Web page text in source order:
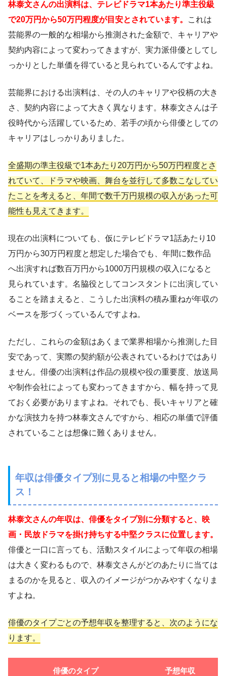
林泰文さんの出演料は、テレビドラマ1本あたり準主役級
で20万円から50万円程度が目安とされています。
これは
芸能界の一般的な相場から推測された金額で、キャリアや
契約内容によって変わってきますが、実力派俳優としてし
っかりとした単価を得ていると見られているんですよね。
芸能界における出演料は、その人のキャリアや役柄の大き
さ、契約内容によって大きく異なります。林泰文さんは子
役時代から活躍しているため、若手の頃から俳優としての
キャリアはしっかりありました。
全盛期の準主役級で1本あたり20万円から50万円程度とさ
れていて、ドラマや映画、舞台を並行して多数こなしてい
たことを考えると、年間で数千万円規模の収入があった可
能性も見えてきます。
現在の出演料についても、仮にテレビドラマ1話あたり10
万円から30万円程度と想定した場合でも、年間に数作品
へ出演すれば数百万円から1000万円規模の収入になると
見られています。名脇役としてコンスタントに出演してい
ることを踏まえると、こうした出演料の積み重ねが年収の
ベースを形づくっているんですよね。
ただし、これらの金額はあくまで業界相場から推測した目
安であって、実際の契約額が公表されているわけではあり
ません。俳優の出演料は作品の規模や役の重要度、放送局
や制作会社によっても変わってきますから、幅を持って見
ておく必要がありますよね。それでも、長いキャリアと確
かな演技力を持つ林泰文さんですから、相応の単価で評価
されていることは想像に難くありません。
年収は俳優タイプ別に見ると相場の中堅クラ
ス！
林泰文さんの年収は、俳優をタイプ別に分類すると、映
画・民放ドラマを掛け持ちする中堅クラスに位置します。
俳優と一口に言っても、活動スタイルによって年収の相場
は大きく変わるもので、林泰文さんがどのあたりに当ては
まるのかを見ると、収入のイメージがつかみやすくなりま
すよね。
俳優のタイプごとの予想年収を整理すると、次のようにな
ります。
俳優のタイプ 予想年収